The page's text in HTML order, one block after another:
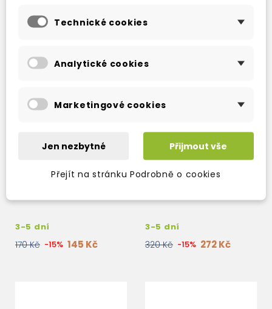
CLICK ON STARTER
3-5 dní
170 Kč -15% 145 Kč
3-5 dní
320 Kč -15% 272 Kč
Technické cookies
Analytické cookies
Marketingové cookies
Jen nezbytné Přijmout vše
Přejít na stránku Podrobně o cookies